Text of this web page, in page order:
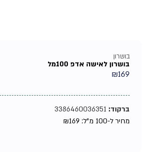
בושרון
בושרון לאישה אדפ 100מל
₪169
ברקוד:3386460036351
מחיר ל-100 מ"ל:
₪169